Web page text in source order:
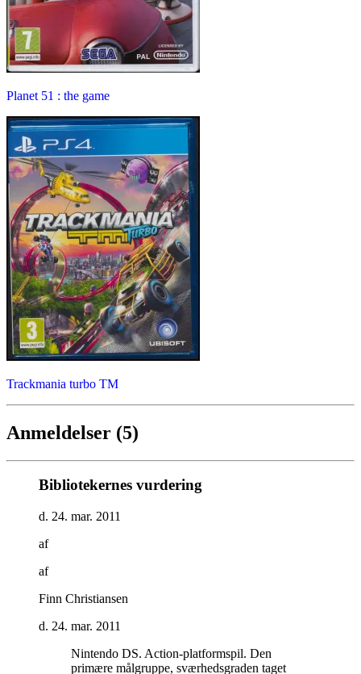
Planet 51 : the game
Trackmania turbo TM
Anmeldelser (5)
Bibliotekernes vurdering
d. 24. mar. 2011
af
af
Finn Christiansen
d. 24. mar. 2011
Nintendo DS. Action-platformspil. Den
primære målgruppe, sværhedsgraden taget